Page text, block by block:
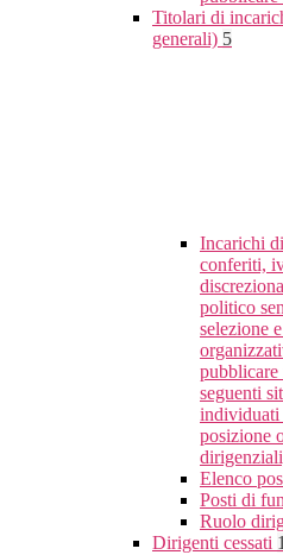
Titolari di
generali) 5
Incarichi
conferiti,
politico
selezione
pubblicare
seguenti
individuati
posizione
Elenco
Posti di
Ruolo
Dirigenti cessati 1